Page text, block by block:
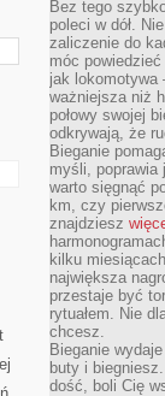
Bez tego
poleci w dół.
zaliczenie do
móc
jak lokomotywa
ważniejsza niż
połowy swojej
odkrywają, że
Bieganie
myśli,
warto sięgnąć
km, czy
znajdziesz
kilku
największa
przestaje być
rytuałem. Nie
chcesz.
Bieganie
buty i
dość, boli Cię